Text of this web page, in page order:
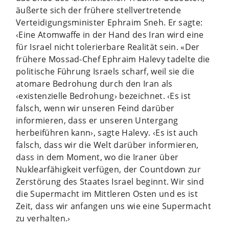
äußerte sich der frühere stellvertretende
Verteidigungsminister Ephraim Sneh. Er sagte:
‹Eine Atomwaffe in der Hand des Iran wird eine
für Israel nicht tolerierbare Realität sein. «Der
frühere Mossad-Chef Ephraim Halevy tadelte die
politische Führung Israels scharf, weil sie die
atomare Bedrohung durch den Iran als
‹existenzielle Bedrohung› bezeichnet. ‹Es ist
falsch, wenn wir unseren Feind darüber
informieren, dass er unseren Untergang
herbeiführen kann›, sagte Halevy. ‹Es ist auch
falsch, dass wir die Welt darüber informieren,
dass in dem Moment, wo die Iraner über
Nuklearfähigkeit verfügen, der Countdown zur
Zerstörung des Staates Israel beginnt. Wir sind
die Supermacht im Mittleren Osten und es ist
Zeit, dass wir anfangen uns wie eine Supermacht
zu verhalten.›